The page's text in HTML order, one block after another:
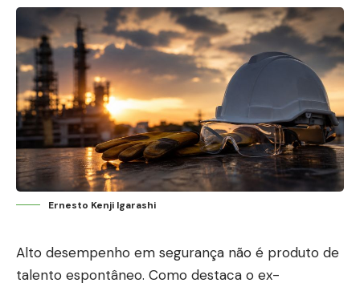
Ernesto Kenji Igarashi
Alto desempenho em segurança não é produto de
talento espontâneo. Como destaca o ex-